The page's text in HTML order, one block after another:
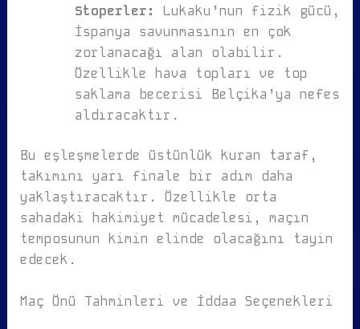
Stoperler:
Lukaku’nun fizik gücü,
İspanya savunmasının en çok
zorlanacağı alan olabilir.
Özellikle hava topları ve top
saklama becerisi Belçika’ya nefes
aldıracaktır.
Bu eşleşmelerde üstünlük kuran taraf,
takımını yarı finale bir adım daha
yaklaştıracaktır. Özellikle orta
sahadaki hakimiyet mücadelesi, maçın
temposunun kimin elinde olacağını tayin
edecek.
Maç Önü Tahminleri ve İddaa Seçenekleri